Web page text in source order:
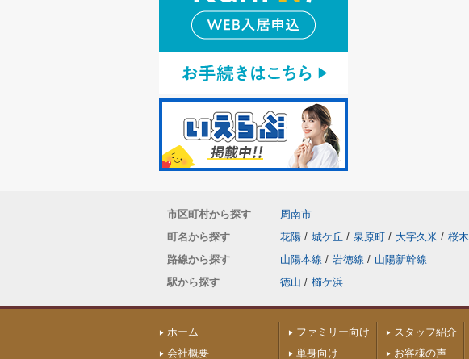
市区町村から探す
周南市
町名から探す
花陽 / 城ケ丘 / 泉原町 / 大字久米 / 桜木
路線から探す
山陽本線 / 岩徳線 / 山陽新幹線
駅から探す
徳山 / 櫛ケ浜
ホーム
会社概要
ファミリー向け
単身向け
スタッフ紹介
お客様の声